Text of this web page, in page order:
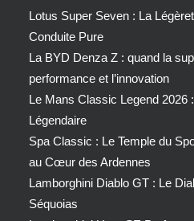
Lotus Super Seven : La
Conduite Pure
La BYD Denza Z : quand la
performance et l’innovation
Le Mans Classic Legend 2026
Légendaire
Spa Classic : Le Temple du
au Cœur des Ardennes
Lamborghini Diablo GT : Le
Séquoias